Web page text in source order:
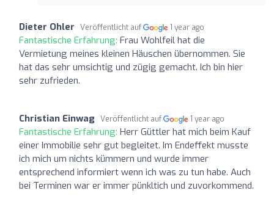
Dieter Ohler Veröffentlicht auf 1 year ago
Fantastische Erfahrung: Frau Wohlfeil hat die
Vermietung meines kleinen Häuschen übernommen. Sie
hat das sehr umsichtig und zügig gemacht. Ich bin hier
sehr zufrieden.
Christian Einwag Veröffentlicht auf 1 year ago
Fantastische Erfahrung: Herr Güttler hat mich beim Kauf
einer Immobilie sehr gut begleitet. Im Endeffekt musste
ich mich um nichts kümmern und wurde immer
entsprechend informiert wenn ich was zu tun habe. Auch
bei Terminen war er immer pünkltich und zuvorkommend.